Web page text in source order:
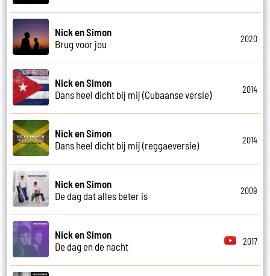
Nick en Simon
Brug voor jou
2020
Nick en Simon
Dans heel dicht bij mij (Cubaanse versie)
2014
Nick en Simon
Dans heel dicht bij mij (reggaeversie)
2014
Nick en Simon
De dag dat alles beter is
2009
Nick en Simon
De dag en de nacht
2017